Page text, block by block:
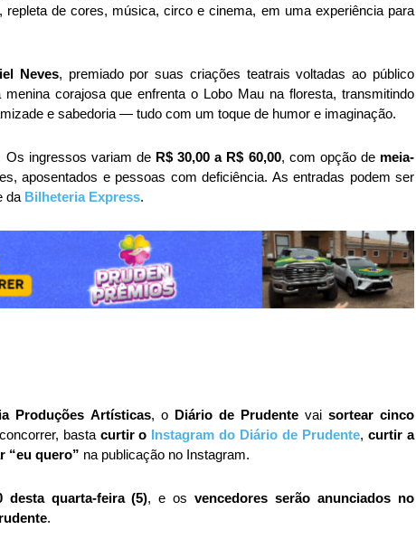
repleta de cores, música, circo e cinema, em uma experiência para
Neves, premiado por suas criações teatrais voltadas ao público
corajosa que enfrenta o Lobo Mau na floresta, transmitindo
e sabedoria — tudo com um toque de humor e imaginação.
Os ingressos variam de R$ 30,00 a R$ 60,00, com opção de meia-
aposentados e pessoas com deficiência. As entradas podem ser
da Bilheteria Express.
Produções Artísticas, o Diário de Prudentevai sortear cinco
basta curtir o Instagram do Diário de Prudente,curtir a
“eu quero” na publicação no Instagram.
desta quarta-feira (5), e osvencedores serão anunciados no
.